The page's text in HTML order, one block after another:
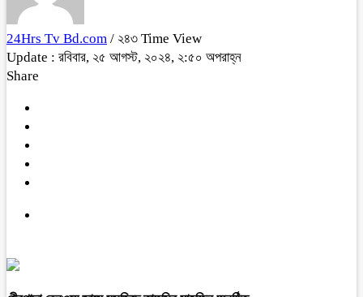
24Hrs Tv Bd.com / ২৪৩ Time View
Update : রবিবার, ২৫ আগস্ট, ২০২৪, ২:৫০ অপরাহ্ন
Share